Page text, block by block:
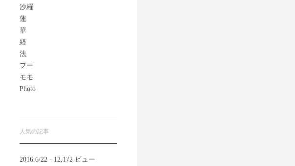
沙羅
蓮
華
経
法
フー
モモ
Photo
人気の記事
2016.6/22 - 12,172 ビュー